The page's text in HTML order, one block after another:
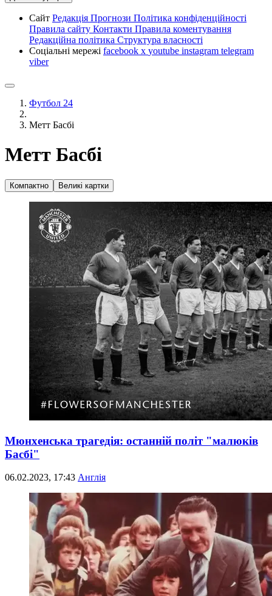
Сайт Редакція Прогнози Політика конфіденційності
Правила сайту Контакти Правила коментування
Редакційна політика Структура власності
Соціальні мережі facebook x youtube instagram telegram
viber
Футбол 24
Метт Басбі
Метт Басбі
Компактно Великі картки
Мюнхенська трагедія: останній політ "малюків
Басбі"
06.02.2023, 17:43 Англія